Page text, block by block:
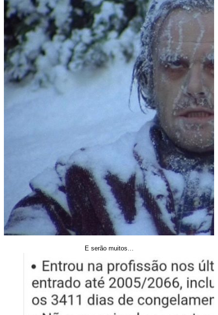
E serão muitos…